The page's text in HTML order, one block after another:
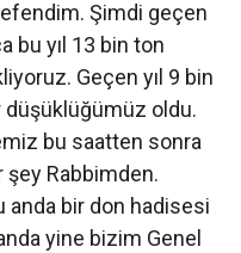
efendim. Şimdi geçen
bu yıl 13 bin ton
Geçen yıl 9 bin
oldu.
bu saatten sonra
şey Rabbimden.
anda bir don hadisesi
yine bizim Genel